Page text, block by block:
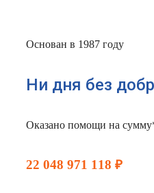
Основан в 1987 году
Ни дня без
Оказано помощи на
22 048 971 118 ₽